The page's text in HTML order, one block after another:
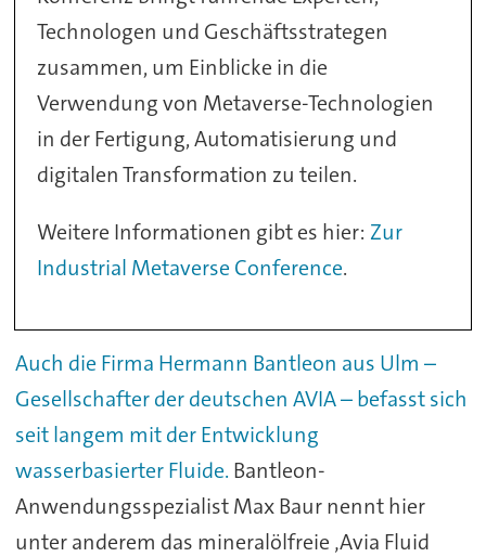
Technologen und Geschäftsstrategen
zusammen, um Einblicke in die
Verwendung von Metaverse-Technologien
in der Fertigung, Automatisierung und
digitalen Transformation zu teilen.
Weitere Informationen gibt es hier: Zur
Industrial Metaverse Conference.
Auch die Firma Hermann Bantleon aus Ulm –
Gesellschafter der deutschen AVIA – befasst sich
seit langem mit der Entwicklung
wasserbasierter Fluide. Bantleon-
Anwendungsspezialist Max Baur nennt hier
unter anderem das mineralölfreie ‚Avia Fluid